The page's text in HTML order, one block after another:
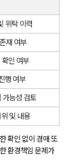
위탁 이력
재 여부
인 여부
행 여부
가능성 검토
및 내용
확인 없이 경매 또
환경책임 문제가